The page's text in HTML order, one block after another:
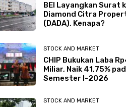
BEI Layangkan Surat
Diamond Citra
(DADA), Kenapa?
STOCK AND MARKET
CHIP Bukukan Laba
Miliar, Naik 41,75%
Semester I-2026
STOCK AND MARKET